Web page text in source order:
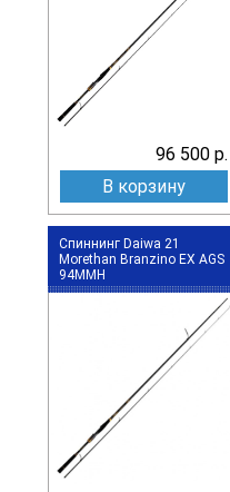
96 500 р.
В корзину
Спиннинг Daiwa 21
Morethan Branzino EX AGS
94MMH